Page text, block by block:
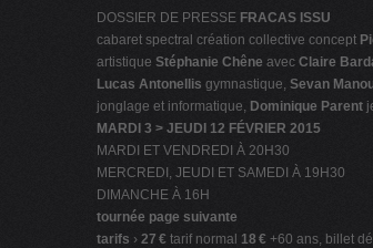
DOSSIER DE PRESSE FRACAS ISSU
cabaret spectral création collective concept
artistique Stéphanie Chêne avec Claire
Lucas Antonellis gymnastique, Sevan
jonglage et informatique, Dominique Parent
MARDI 3 > JEUDI 12 FÉVRIER 2015
MARDI ET VENDREDI À 20H30
MERCREDI, JEUDI ET SAMEDI À 19H30
DIMANCHE À 16H
tournée page suivante
tarifs › 27 € tarif normal 18 € +60 ans, billet